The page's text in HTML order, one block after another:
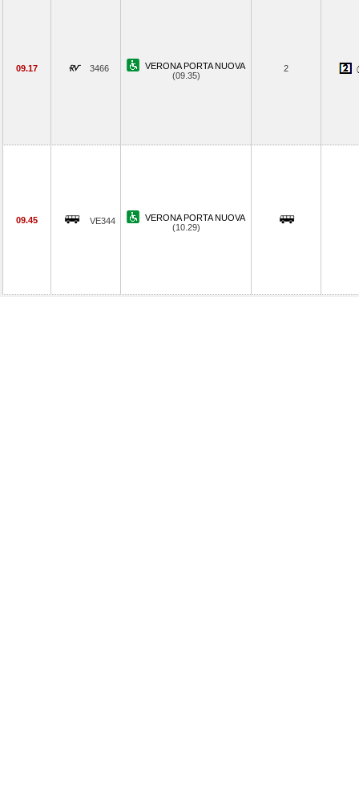
09.17 3466
VERONA PORTA NUOVA
(09.35)
2
09.45 VE344
VERONA PORTA NUOVA
(10.29)